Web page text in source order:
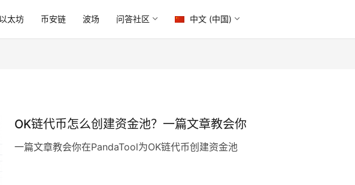
以太坊 币安链 波场 问答社区 中文 (中国)
OK链代币怎么创建资金池？一篇文章教会你
一篇文章教会你在PandaTool为OK链代币创建资金池